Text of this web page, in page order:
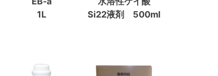
1L
Si22液剤 500ml